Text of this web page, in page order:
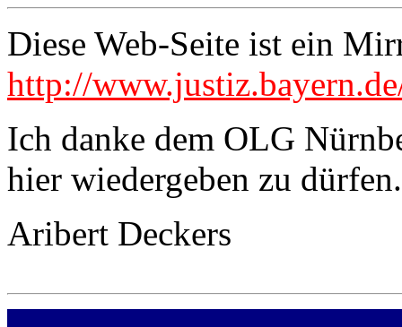
Diese Web-Seite ist ein
http://
Ich danke dem OLG
hier wiedergeben zu dürfen.
Aribert Deckers